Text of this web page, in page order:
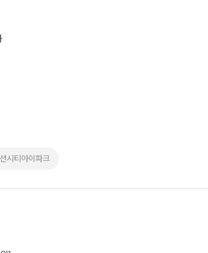
시티아이파크